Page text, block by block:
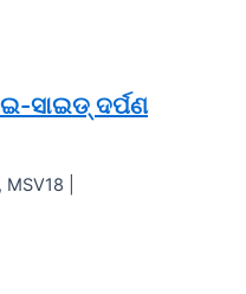
ସାଇଡ୍ ଦର୍ପଣ
|